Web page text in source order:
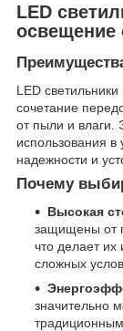
LED
освещение
LED
сочетание
от пыли и влаги.
использования
надежности и
Почему
Высокая
защищены от
что делает
сложных
значительно